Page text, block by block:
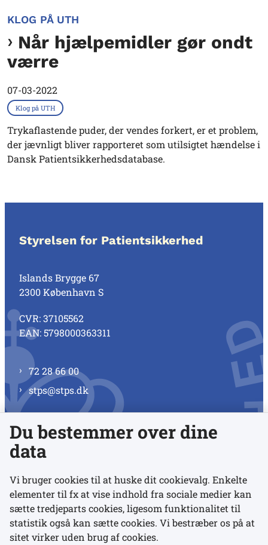
KLOG PÅ UTH
Når hjælpemidler gør ondt
værre
07-03-2022
Klog på UTH
Trykaflastende puder, der vendes forkert, er et problem,
der jævnligt bliver rapporteret som utilsigtet hændelse i
Dansk Patientsikkerhedsdatabase.
Styrelsen for Patientsikkerhed
Islands Brygge 67
2300 København S
CVR: 37105562
EAN: 5798000363311
72 28 66 00
stps@stps.dk
Se alle kontaktnumre
Links
Udgivelser
Du bestemmer over dine
data
Vi bruger cookies til at huske dit cookievalg. Enkelte
elementer til fx at vise indhold fra sociale medier kan
sætte tredjeparts cookies, ligesom funktionalitet til
statistik også kan sætte cookies. Vi bestræber os på at
sitet virker uden brug af cookies.